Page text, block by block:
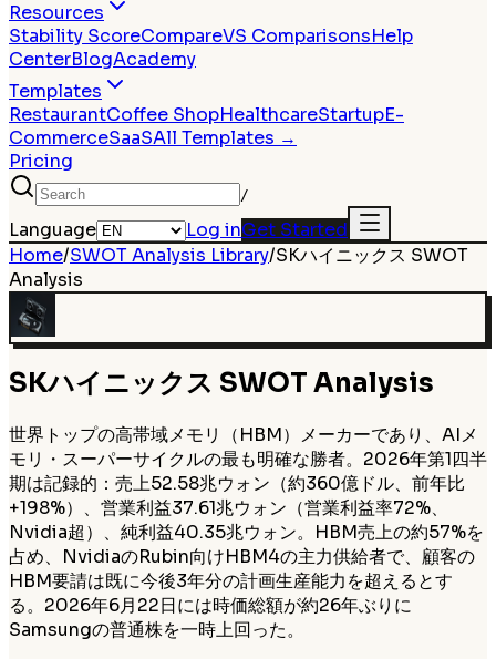
Resources
Stability ScoreCompareVS ComparisonsHelp
CenterBlogAcademy
Templates
RestaurantCoffee ShopHealthcareStartupE-
CommerceSaaSAll Templates →
Pricing
/
Language Log inGet Started
Home/SWOT Analysis Library/SKハイニックス SWOT
Analysis
SKハイニックス SWOT Analysis
世界トップの高帯域メモリ（HBM）メーカーであり、AIメ
モリ・スーパーサイクルの最も明確な勝者。2026年第1四半
期は記録的：売上52.58兆ウォン（約360億ドル、前年比
+198%）、営業利益37.61兆ウォン（営業利益率72%、
Nvidia超）、純利益40.35兆ウォン。HBM売上の約57%を
占め、NvidiaのRubin向けHBM4の主力供給者で、顧客の
HBM要請は既に今後3年分の計画生産能力を超えるとす
る。2026年6月22日には時価総額が約26年ぶりに
Samsungの普通株を一時上回った。